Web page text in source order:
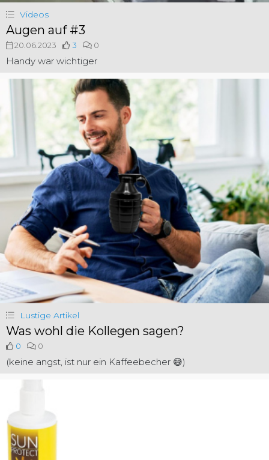
Videos
Augen auf #3
20.06.2023 3 0
Handy war wichtiger
Lustige Artikel
Was wohl die Kollegen sagen?
0 0
(keine angst, ist nur ein Kaffeebecher 😅)